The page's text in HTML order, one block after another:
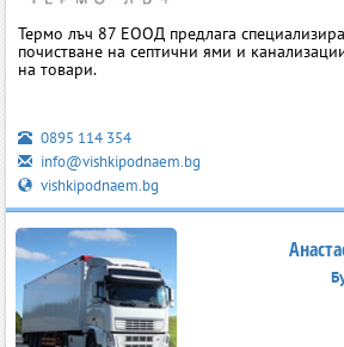
Термо лъч 87 ЕООД предлага
почистване на септични ями и
на товари.
0895 114 354
info@vishkipodnaem.bg
vishkipodnaem.bg